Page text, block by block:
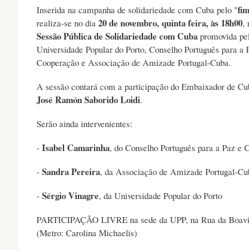
Inserida na campanha de solidariedade com Cuba pelo "
realiza-se no dia 20 de novembro, quinta feira, às 18h00,
Sessão Pública de Solidariedade com Cuba promovida
Universidade Popular do Porto, Conselho Português para a
Cooperação e Associação de Amizade Portugal-Cuba.
A sessão contará com a participação do Embaixador de
José Ramón Saborido Loidi.
Serão ainda intervenientes:
- Isabel Camarinha, do Conselho Português para a Paz e
- Sandra Pereira, da Associação de Amizade Portugal-
- Sérgio Vinagre, da Universidade Popular do Porto
PARTICIPAÇÃO LIVRE na sede da UPP, na Rua da
(Metro: Carolina Michaelis)